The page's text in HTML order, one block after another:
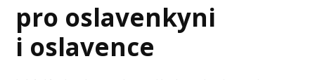
pro oslavenkyni
i oslavence